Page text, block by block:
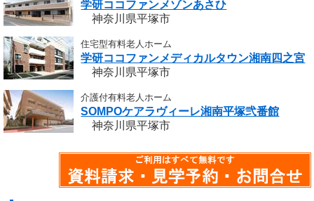
学研ココファンメゾンあさひ
神奈川県平塚市
住宅型有料老人ホーム
学研ココファンメディカルタウン湘南四之宮
神奈川県平塚市
介護付有料老人ホーム
SOMPOケアラヴィーレ湘南平塚弐番館
神奈川県平塚市